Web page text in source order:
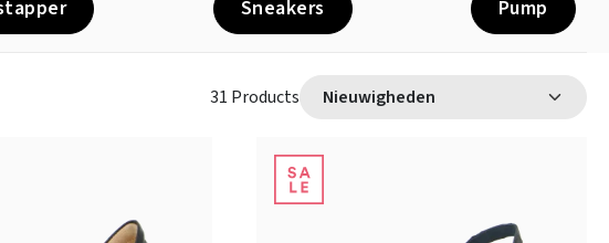
Sneakers Pump
31 Products